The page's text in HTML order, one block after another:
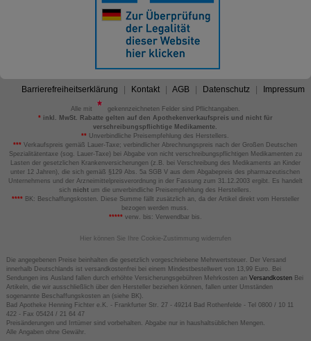
Barrierefreiheitserklärung Kontakt AGB Datenschutz Impressum
Alle mit
gekennzeichneten Felder sind Pflichtangaben.
*inkl. MwSt. Rabatte gelten auf den Apothekenverkaufspreis und nicht für
verschreibungspflichtige Medikamente.
** Unverbindliche Preisempfehlung des Herstellers.
*** Verkaufspreis gemäß Lauer-Taxe; verbindlicher Abrechnungspreis nach der Großen Deutschen
Spezialitätentaxe (sog. Lauer-Taxe) bei Abgabe von nicht verschreibungspflichtigen Medikamenten zu
Lasten der gesetzlichen Krankenversicherungen (z.B. bei Verschreibung des Medikaments an Kinder
unter 12 Jahren), die sich gemäß §129 Abs. 5a SGB V aus dem Abgabepreis des pharmazeutischen
Unternehmens und der Arzneimittelpreisverordnung in der Fassung zum 31.12.2003 ergibt. Es handelt
sich nicht um die unverbindliche Preisempfehlung des Herstellers.
****BK: Beschaffungskosten. Diese Summe fällt zusätzlich an, da der Artikel direkt vom Hersteller
bezogen werden muss.
*****verw. bis: Verwendbar bis.
Hier können Sie Ihre Cookie-Zustimmung widerrufen
Die angegebenen Preise beinhalten die gesetzlich vorgeschriebene Mehrwertsteuer. Der Versand
innerhalb Deutschlands ist versandkostenfrei bei einem Mindestbestellwert von 13,99 Euro. Bei
Sendungen ins Ausland fallen durch erhöhte Versicherungsgebühren Mehrkosten an VersandkostenBei
Artikeln, die wir ausschließlich über den Hersteller beziehen können, fallen unter Umständen
sogenannte Beschaffungskosten an (siehe BK).
Bad Apotheke Henning Fichter e.K. - Frankfurter Str. 27 - 49214 Bad Rothenfelde - Tel 0800 / 10 11
422 - Fax 05424 / 21 64 47
Preisänderungen und Irrtümer sind vorbehalten. Abgabe nur in haushaltsüblichen Mengen.
Alle Angaben ohne Gewähr.